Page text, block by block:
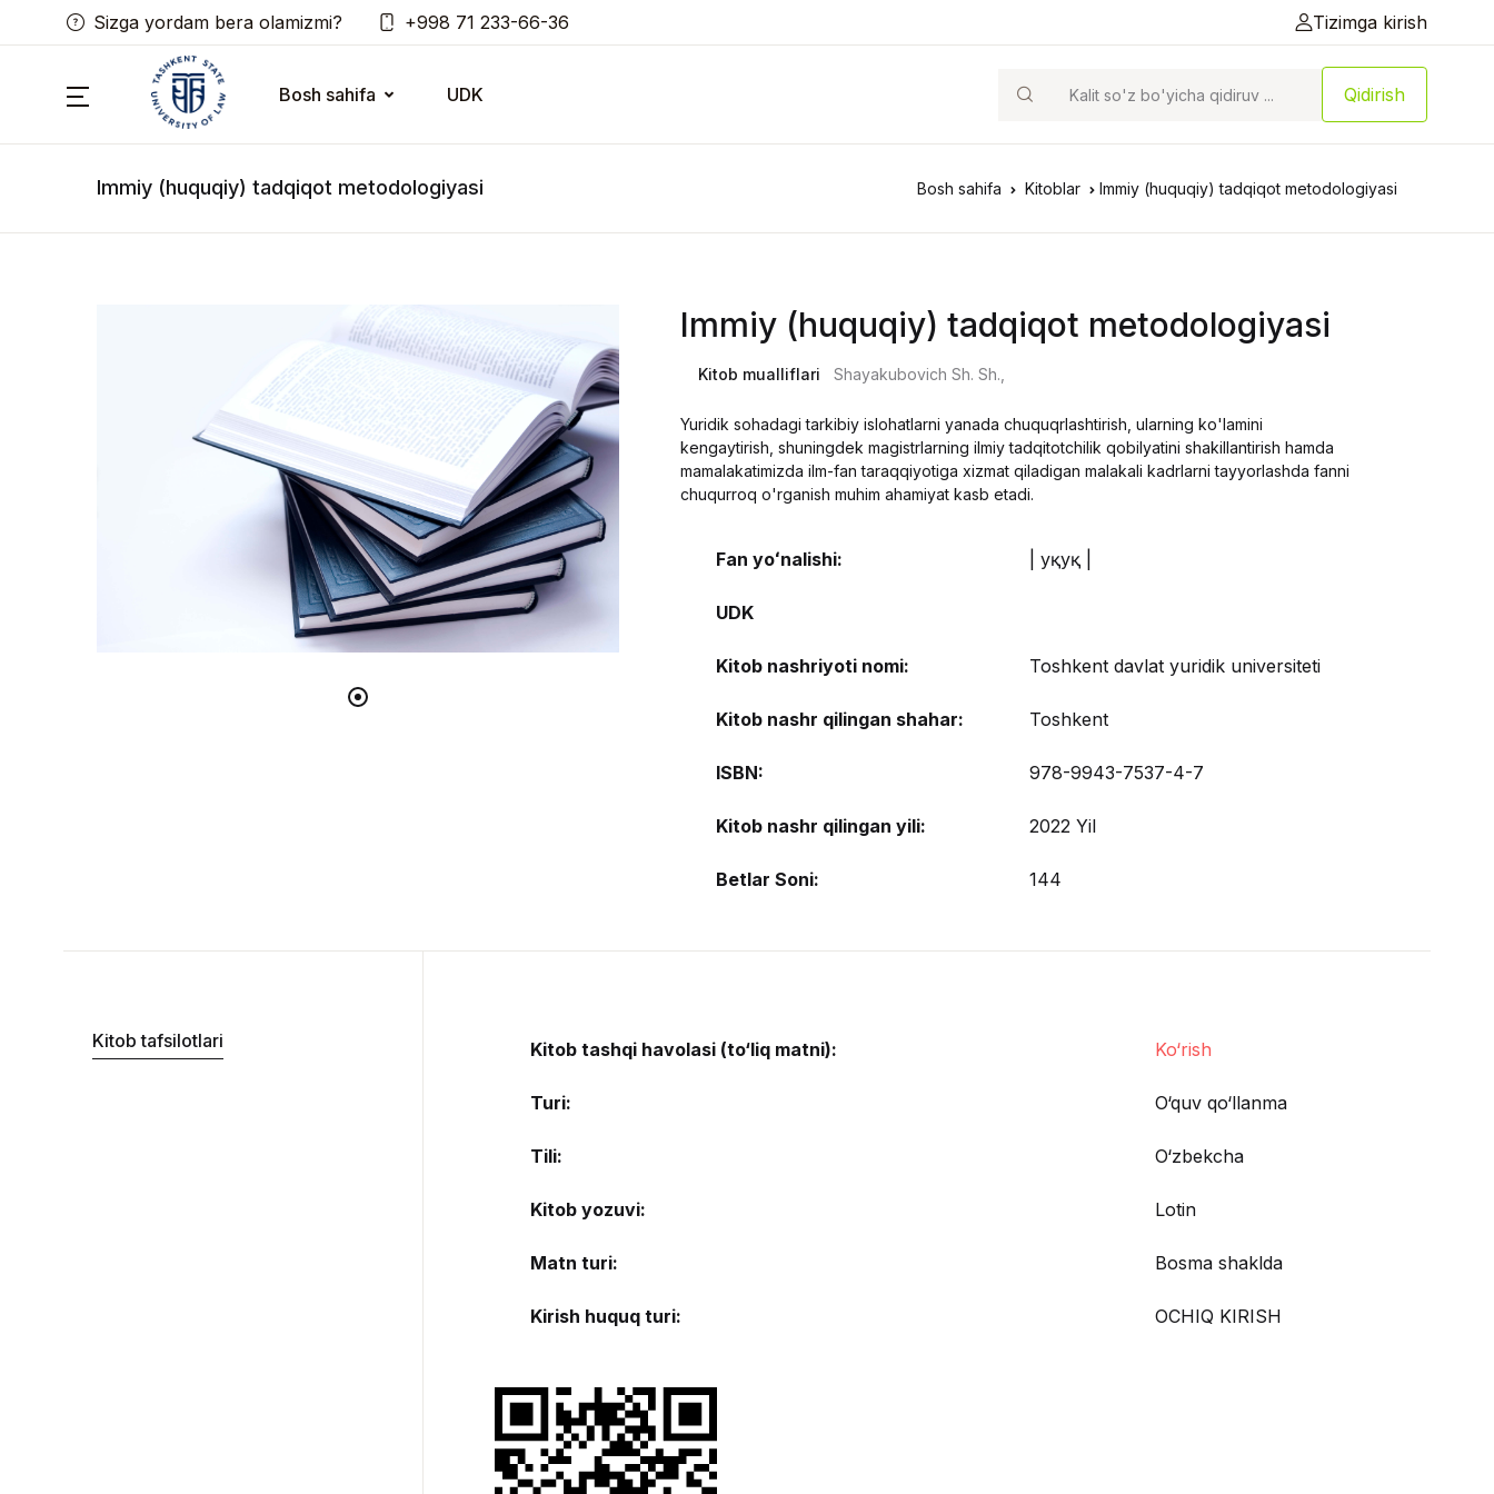
Sizga yordam bera olamizmi? +998 71 233-66-36 Tizimga kirish
Bosh sahifa UDK Qidirish
Immiy (huquqiy) tadqiqot metodologiyasi Bosh sahifa Kitoblar Immiy (huquqiy) tadqiqot metodologiyasi
Immiy (huquqiy) tadqiqot metodologiyasi
Kitob mualliflari Shayakubovich Sh. Sh.,
Yuridik sohadagi tarkibiy islohatlarni yanada chuquqrlashtirish, ularning ko'lamini
kengaytirish, shuningdek magistrlarning ilmiy tadqitotchilik qobilyatini shakillantirish hamda
mamalakatimizda ilm-fan taraqqiyotiga xizmat qiladigan malakali kadrlarni tayyorlashda fanni
chuqurroq o'rganish muhim ahamiyat kasb etadi.
Fan yoʻnalishi: | Ҳуқуқ |
UDK
Kitob nashriyoti nomi: Toshkent davlat yuridik universiteti
Kitob nashr qilingan shahar: Toshkent
ISBN: 978-9943-7537-4-7
Kitob nashr qilingan yili: 2022 Yil
Betlar Soni: 144
Kitob tafsilotlari Kitob tashqi havolasi (to‘liq matni): Ko‘rish
Turi: O‘quv qo‘llanma
Tili: O‘zbekcha
Kitob yozuvi: Lotin
Matn turi: Bosma shaklda
Kirish huquq turi: OCHIQ KIRISH